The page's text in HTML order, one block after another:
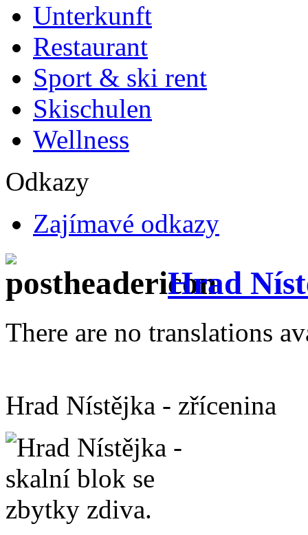
Unterkunft
Restaurant
Sport & ski rent
Skischulen
Wellness
Odkazy
Zajímavé odkazy
Hrad
There are no translations
Hrad Nístějka - zřícenina